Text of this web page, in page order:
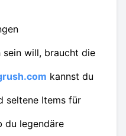
will, braucht die
kannst du
seltene Items für
du legendäre